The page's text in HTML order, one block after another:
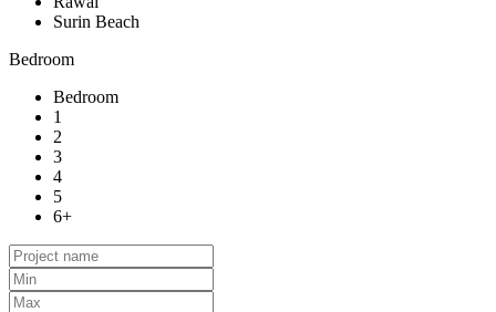
Surin Beach
Bedroom
Bedroom
1
2
3
4
5
6+